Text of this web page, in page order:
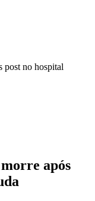
post no hospital
após